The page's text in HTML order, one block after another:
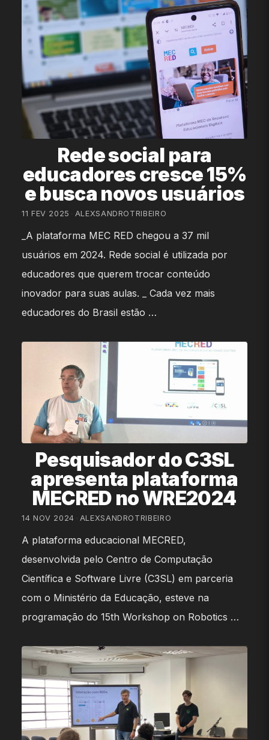
Rede social para
educadores cresce 15%
e busca novos usuários
11 FEV 2025 ALEXSANDROTRIBEIRO
_A plataforma MEC RED chegou a 37 mil
usuários em 2024. Rede social é utilizada por
educadores que querem trocar conteúdo
inovador para suas aulas. _ Cada vez mais
educadores do Brasil estão …
Pesquisador do C3SL
apresenta plataforma
MECRED no WRE2024
14 NOV 2024 ALEXSANDROTRIBEIRO
A plataforma educacional MECRED,
desenvolvida pelo Centro de Computação
Científica e Software Livre (C3SL) em parceria
com o Ministério da Educação, esteve na
programação do 15th Workshop on Robotics …